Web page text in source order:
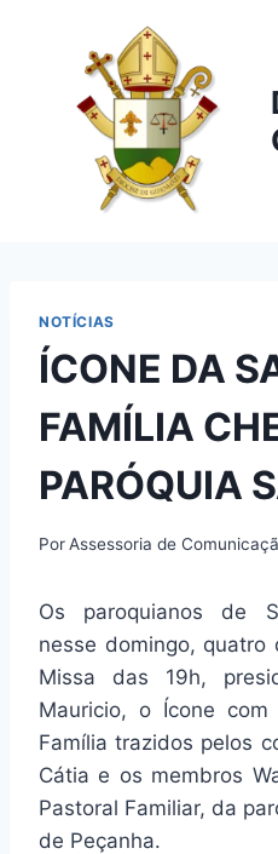
Conteúdo
NOTÍCIAS
ÍCONE DA
FAMÍLIA
PARÓQUIA
PorAssessoria de
Os paroquianos de
nesse domingo,
Missa das 19h,
Mauricio, o Ícone
Família trazidos pelos
Cátia e os membros
Pastoral Familiar, da
de Peçanha.